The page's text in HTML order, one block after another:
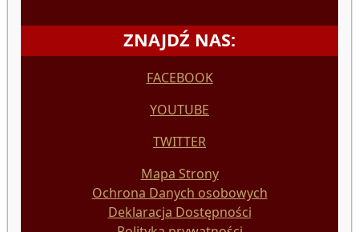
ZNAJDŹ NAS:
FACEBOOK
YOUTUBE
TWITTER
Mapa Strony
Ochrona Danych osobowych
Deklaracja Dostępności